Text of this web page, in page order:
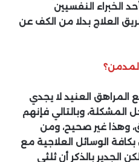
الخبراء النفسيين
العلاج بدلا من الكف عن
المراهق العنيد لا يجدي
المشكلة، وبالتالي فإنهم
وهذا غير صحيح، ومن
الوسائل العلاجية مع
الجدير بالذكر أن ثلثي